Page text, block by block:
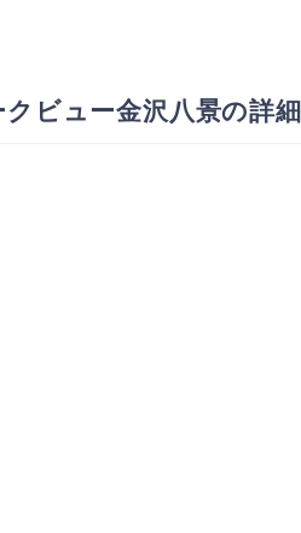
クビュー金沢八景の詳細